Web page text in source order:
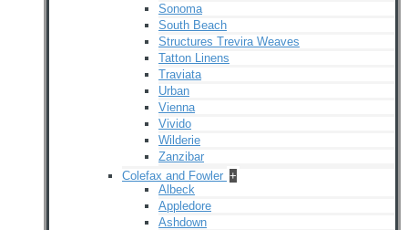
Sonoma
South Beach
Structures Trevira Weaves
Tatton Linens
Traviata
Urban
Vienna
Vivido
Wilderie
Zanzibar
Colefax and Fowler +
Albeck
Appledore
Ashdown